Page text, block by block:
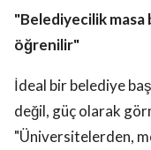
"Belediyecilik masa
öğrenilir"
İdeal bir belediye
değil, güç olarak
"Üniversitelerden,